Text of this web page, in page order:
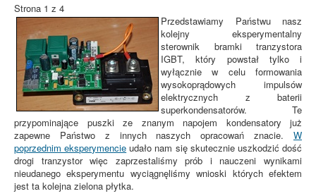
Strona 1 z 4
Przedstawiamy Państwu nasz
kolejny eksperymentalny
sterownik bramki tranzystora
IGBT, który powstał tylko i
wyłącznie w celu formowania
wysokoprądowych impulsów
elektrycznych z baterii
superkondensatorów. Te
przypominające puszki ze znanym napojem kondensatory już
zapewne Państwo z innych naszych opracowań znacie. W
poprzednim eksperymencie udało nam się skutecznie uszkodzić dość
drogi tranzystor więc zaprzestaliśmy prób i nauczeni wynikami
nieudanego eksperymentu wyciągnęliśmy wnioski których efektem
jest ta kolejna zielona płytka.